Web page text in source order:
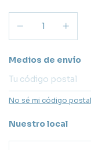
Entregas para el CP:
Medios de envío
No sé mi código postal
Nuestro local